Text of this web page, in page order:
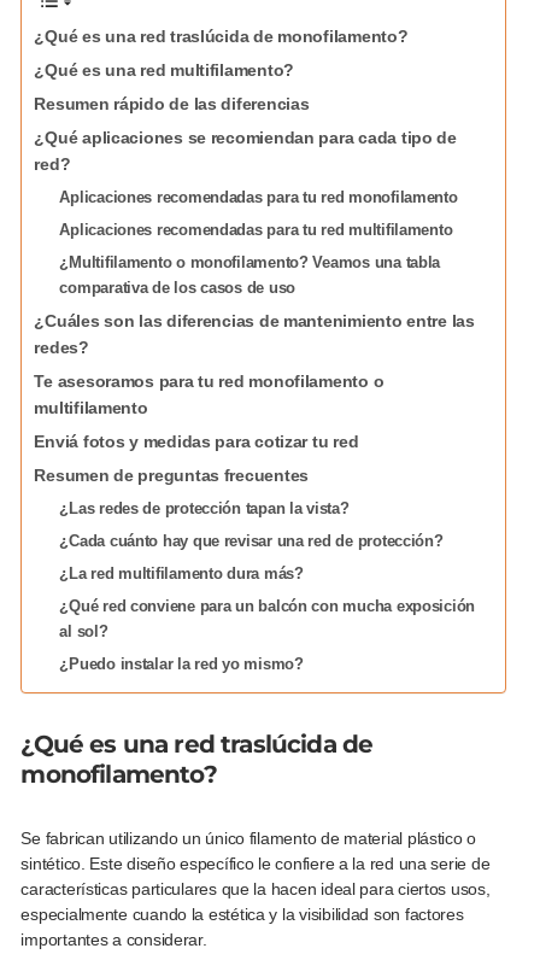
¿Qué es una red traslúcida de monofilamento?
¿Qué es una red multifilamento?
Resumen rápido de las diferencias
¿Qué aplicaciones se recomiendan para cada tipo de
red?
Aplicaciones recomendadas para tu red monofilamento
Aplicaciones recomendadas para tu red multifilamento
¿Multifilamento o monofilamento? Veamos una tabla
comparativa de los casos de uso
¿Cuáles son las diferencias de mantenimiento entre las
redes?
Te asesoramos para tu red monofilamento o
multifilamento
Enviá fotos y medidas para cotizar tu red
Resumen de preguntas frecuentes
¿Las redes de protección tapan la vista?
¿Cada cuánto hay que revisar una red de protección?
¿La red multifilamento dura más?
¿Qué red conviene para un balcón con mucha exposición
al sol?
¿Puedo instalar la red yo mismo?
¿Qué es una red traslúcida de
monofilamento?
Se fabrican utilizando un único filamento de material plástico o
sintético. Este diseño específico le confiere a la red una serie de
características particulares que la hacen ideal para ciertos usos,
especialmente cuando la estética y la visibilidad son factores
importantes a considerar.